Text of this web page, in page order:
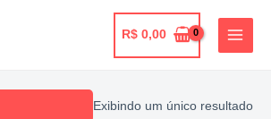
R$ 0,00
Exibindo um único resultado